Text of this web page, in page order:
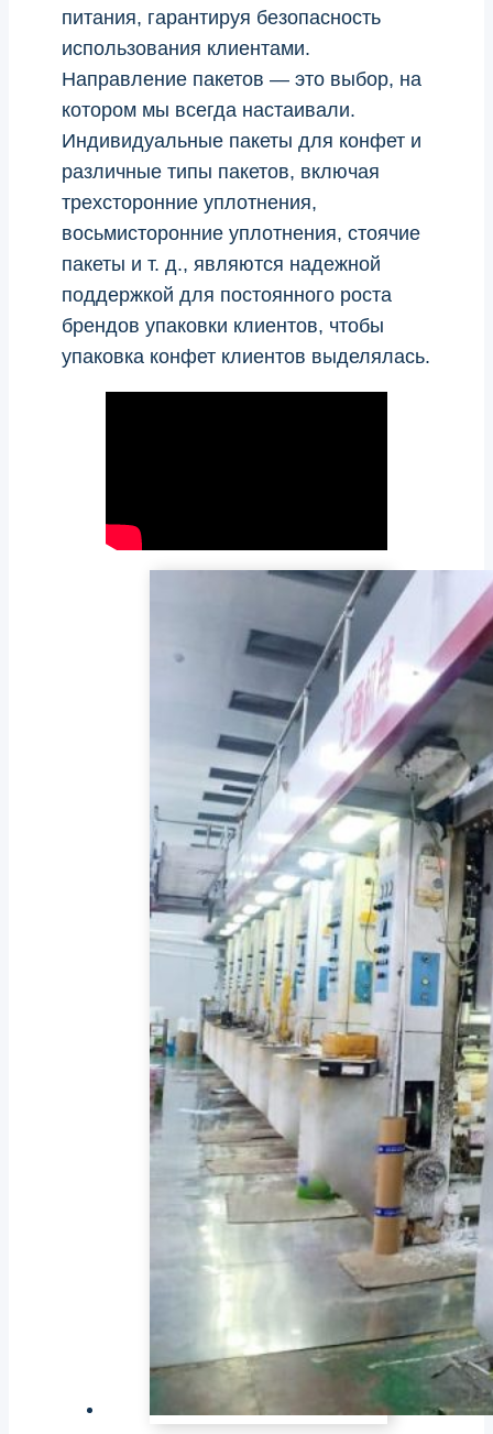
питания, гарантируя безопасность
использования клиентами.
Направление пакетов — это выбор, на
котором мы всегда настаивали.
Индивидуальные пакеты для конфет и
различные типы пакетов, включая
трехсторонние уплотнения,
восьмисторонние уплотнения, стоячие
пакеты и т. д., являются надежной
поддержкой для постоянного роста
брендов упаковки клиентов, чтобы
упаковка конфет клиентов выделялась.